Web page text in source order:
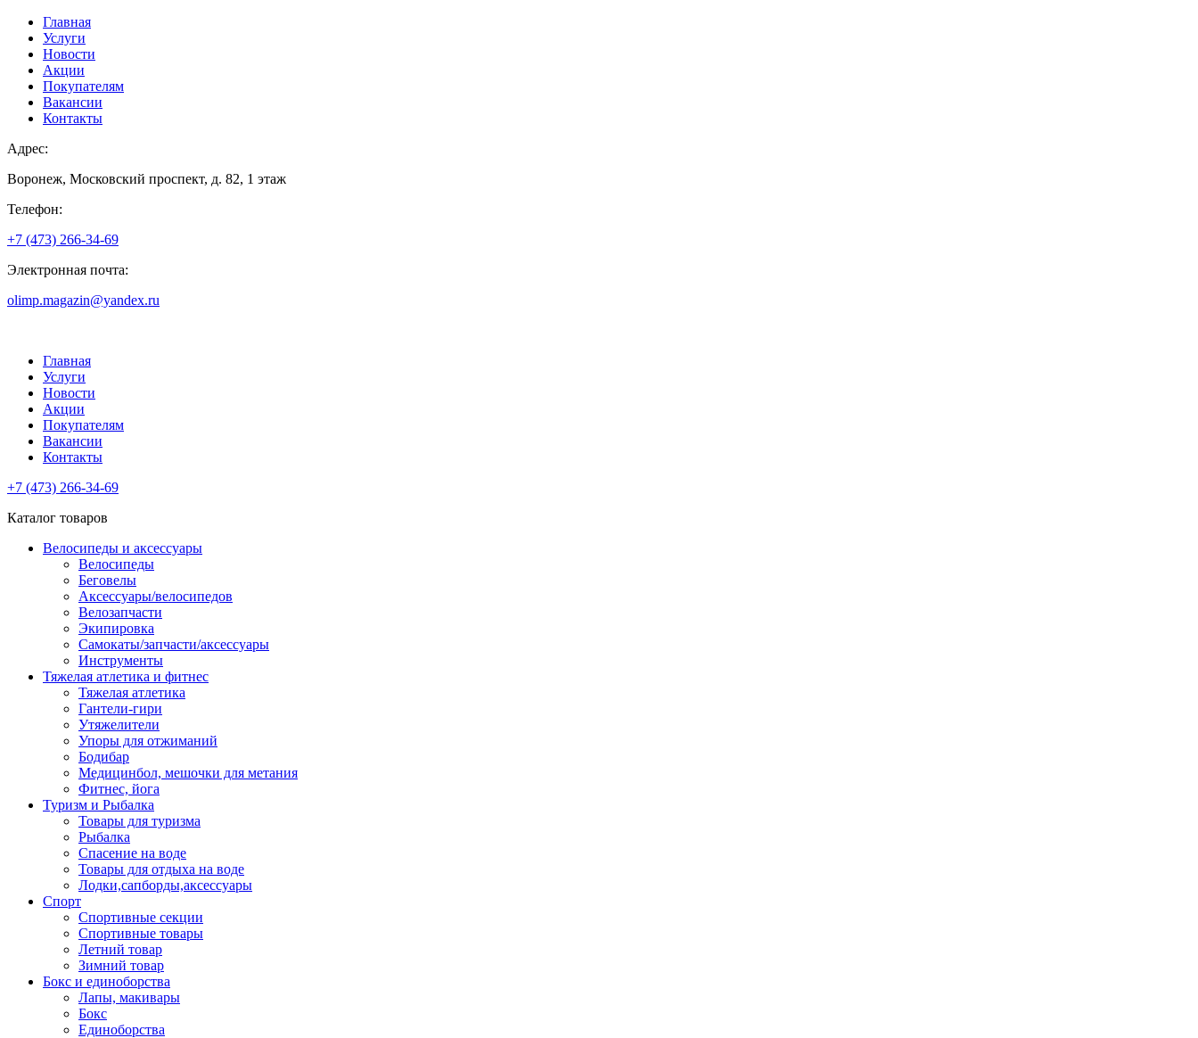
Главная
Услуги
Новости
Акции
Покупателям
Вакансии
Контакты
Адрес:
Воронеж, Московский проспект, д. 82, 1 этаж
Телефон:
+7 (473) 266-34-69
Электронная почта:
olimp.magazin@yandex.ru
Главная
Услуги
Новости
Акции
Покупателям
Вакансии
Контакты
+7 (473) 266-34-69
Каталог товаров
Велосипеды и аксессуары
Велосипеды
Беговелы
Аксессуары/велосипедов
Велозапчасти
Экипировка
Самокаты/запчасти/аксессуары
Инструменты
Тяжелая атлетика и фитнес
Тяжелая атлетика
Гантели-гири
Утяжелители
Упоры для отжиманий
Бодибар
Медицинбол, мешочки для метания
Фитнес, йога
Туризм и Рыбалка
Товары для туризма
Рыбалка
Спасение на воде
Товары для отдыха на воде
Лодки,сапборды,аксессуары
Спорт
Спортивные секции
Спортивные товары
Летний товар
Зимний товар
Бокс и единоборства
Лапы, макивары
Бокс
Единоборства